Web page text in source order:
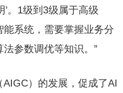
’。1级到3级属于高级
系统，需要掌握业务分
参数调优等知识。”
）的发展，促成了AI